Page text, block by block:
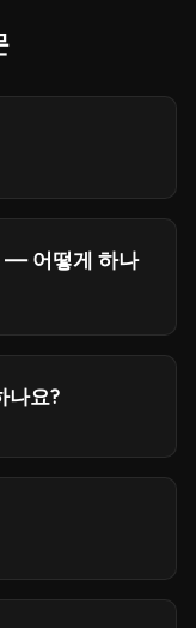
— 어떻게 하나
나요?